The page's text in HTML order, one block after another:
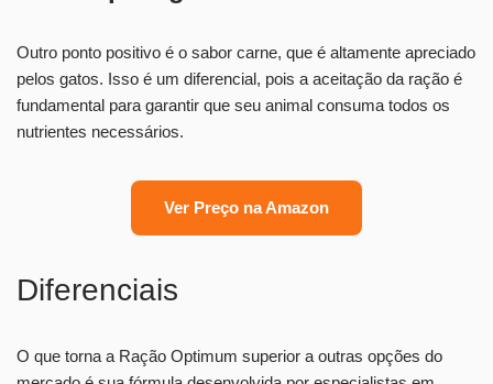
Outro ponto positivo é o sabor carne, que é altamente apreciado
pelos gatos. Isso é um diferencial, pois a aceitação da ração é
fundamental para garantir que seu animal consuma todos os
nutrientes necessários.
Ver Preço na Amazon
Diferenciais
O que torna a Ração Optimum superior a outras opções do